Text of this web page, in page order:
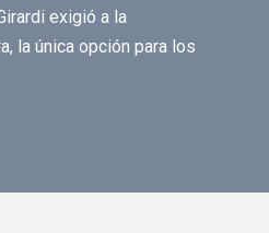
exigió a la
la única opción para los